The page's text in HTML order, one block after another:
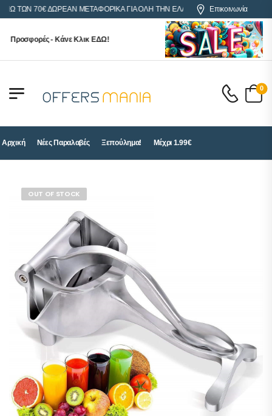
70€ ΔΩΡΕΑΝ ΜΕΤΑΦΟΡΙΚΑ ΓΙΑ ΟΛΗ ΤΗΝ ΕΛΛΑΔΑ Επικοινωνία
- Κάνε Κλικ ΕΔΩ!
0
Αρχική Νέες Παραλαβές Ξεπούλημα! Μέχρι 1.99€
OUT OF STOCK